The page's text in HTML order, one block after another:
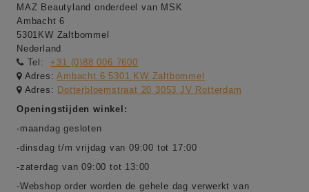
MAZ Beautyland onderdeel van MSK
Ambacht 6
5301KW Zaltbommel
Nederland
Tel:
+31 (0)88 006 7600
Adres:Ambacht 6 5301 KW Zaltbommel
Adres: Dotterbloemstraat 20 3053 JV Rotterdam
Openingstijden winkel:
-maandag gesloten
-dinsdag t/m vrijdag van 09:00 tot 17:00
-zaterdag van 09:00 tot 13:00
-Webshop order worden de gehele dag verwerkt van